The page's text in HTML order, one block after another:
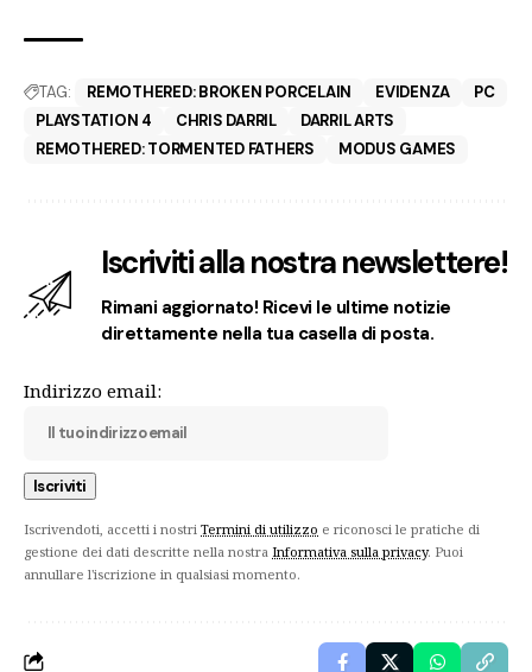
TAG: REMOTHERED: BROKEN PORCELAIN EVIDENZA
PC
PLAYSTATION 4
CHRIS DARRIL
DARRIL ARTS
REMOTHERED: TORMENTED FATHERS
MODUS GAMES
Iscriviti alla nostra newslettere!
Rimani aggiornato! Ricevi le ultime notizie
direttamente nella tua casella di posta.
Indirizzo email:
Iscrivendoti, accetti i nostri Termini di utilizzo e riconosci le pratiche di
gestione dei dati descritte nella nostra Informativa sulla privacy. Puoi
annullare l'iscrizione in qualsiasi momento.